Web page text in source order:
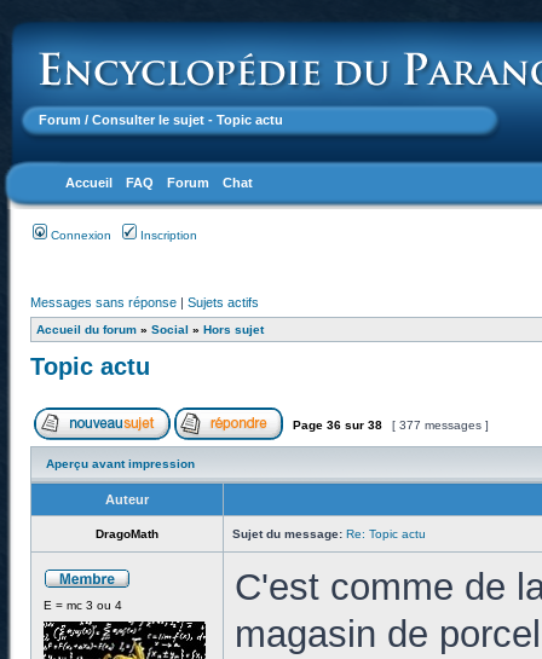
Forum / Consulter le sujet - Topic actu
Accueil FAQ Forum Chat
Connexion Inscription
Messages sans réponse | Sujets actifs
Accueil du forum » Social » Hors sujet
Topic actu
Page 36 sur 38 [ 377 messages ]
Aperçu avant impression
Auteur
DragoMath Sujet du message: Re: Topic actu
E = mc 3 ou 4
C'est comme de
magasin de